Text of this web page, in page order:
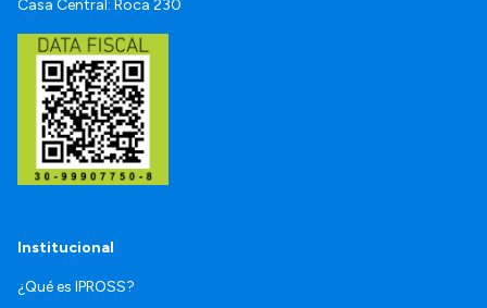
Casa Central: Roca 230
Institucional
¿Qué es IPROSS?